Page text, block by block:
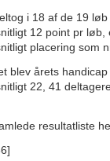
i 18 af de 19
12 point pr
placering som
blev årets
22, 41
resultatliste